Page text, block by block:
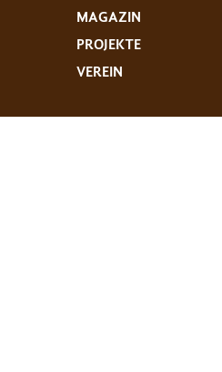
MAGAZIN
PROJEKTE
VEREIN